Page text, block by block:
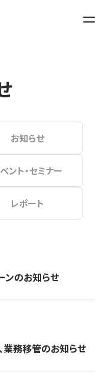
お知らせ
ント・セミナー
レポート
のお知らせ
業務移管のお知らせ